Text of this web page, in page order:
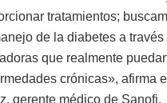
tratamientos;
de la diabetes a través
que realmente
crónicas», afirma
gerente médico de Sanofi.